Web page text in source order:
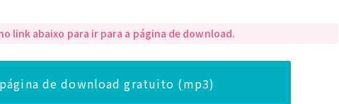
link abaixo para ir para a página de download.
página de download gratuito (mp3)